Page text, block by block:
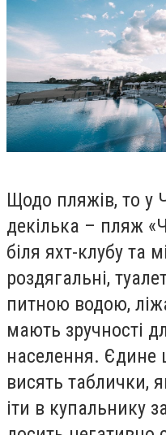
Щодо пляжів, то у
декілька – пляж
біля яхт-клубу та
роздягальні,
питною водою,
мають зручності
населення. Єдине
висять таблички,
іти в купальнику